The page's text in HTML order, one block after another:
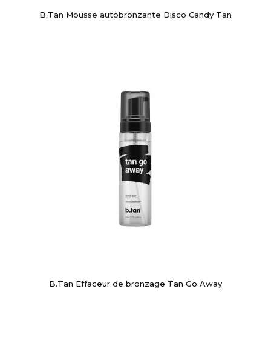
B.Tan Mousse autobronzante Disco Candy Tan
B.Tan Effaceur de bronzage Tan Go Away